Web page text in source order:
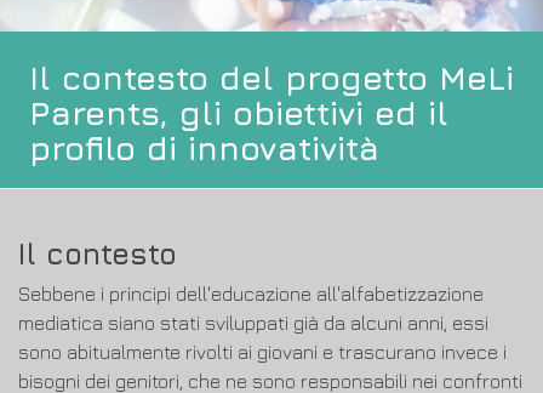
Il contesto del progetto MeLi
Parents, gli obiettivi ed il
profilo di innovatività
Il contesto
Sebbene i principi dell'educazione all'alfabetizzazione
mediatica siano stati sviluppati già da alcuni anni, essi
sono abitualmente rivolti ai giovani e trascurano invece i
bisogni dei genitori, che ne sono responsabili nei confronti